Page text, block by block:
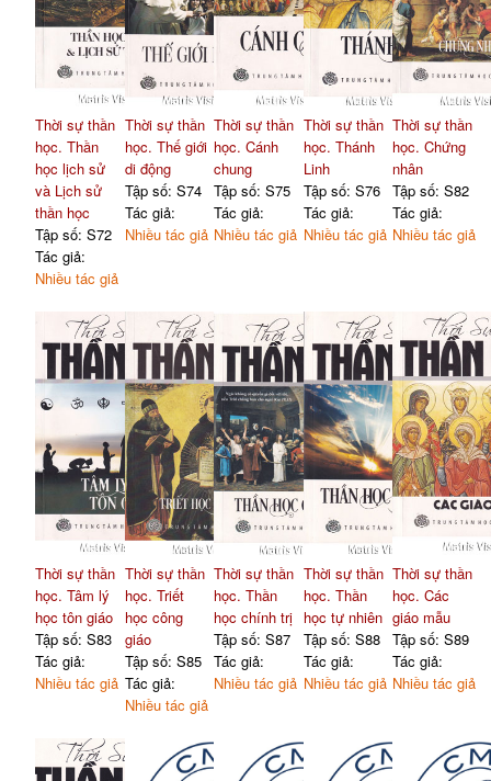
Thời sự thần
học. Thần
học lịch sử
và Lịch sử
thần học
Tập số: S72
Tác giả:
Nhiều tác giả
Thời sự thần
học. Thế giới
di động
Tập số: S74
Tác giả:
Nhiều tác giả
Thời sự thần
học. Cánh
chung
Tập số: S75
Tác giả:
Nhiều tác giả
Thời sự thần
học. Thánh
Linh
Tập số: S76
Tác giả:
Nhiều tác giả
Thời sự thần
học. Chứng
nhân
Tập số: S82
Tác giả:
Nhiều tác giả
Thời sự thần
học. Tâm lý
học tôn giáo
Tập số: S83
Tác giả:
Nhiều tác giả
Thời sự thần
học. Triết
học công
giáo
Tập số: S85
Tác giả:
Nhiều tác giả
Thời sự thần
học. Thần
học chính trị
Tập số: S87
Tác giả:
Nhiều tác giả
Thời sự thần
học. Thần
học tự nhiên
Tập số: S88
Tác giả:
Nhiều tác giả
Thời sự thần
học. Các
giáo mẫu
Tập số: S89
Tác giả:
Nhiều tác giả